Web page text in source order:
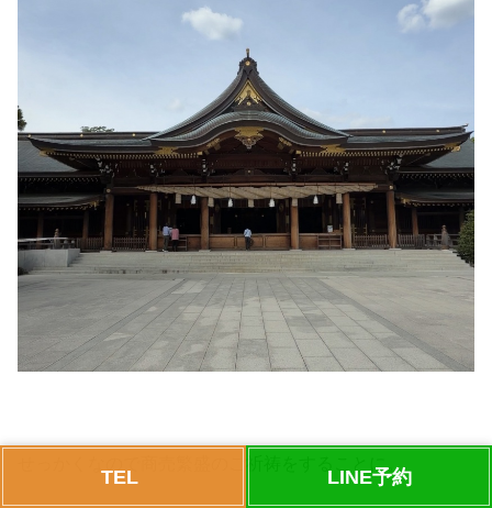
せっかくなので商売繁盛のご祈祷をすることに。
TEL LINE予約